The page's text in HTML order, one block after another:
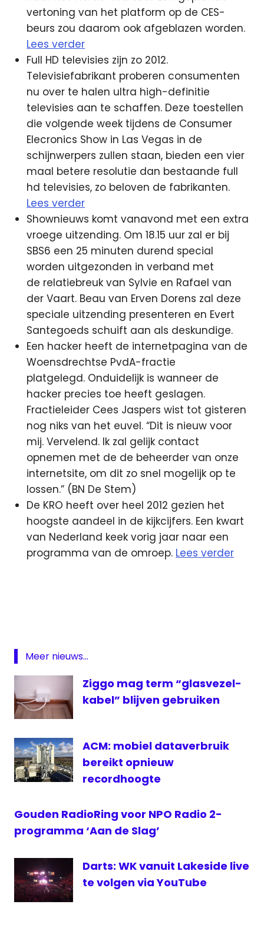
vertoning van het platform op de CES-
beurs zou daarom ook afgeblazen worden.
Lees verder
Full HD televisies zijn zo 2012.
Televisiefabrikant proberen consumenten
nu over te halen ultra high-definitie
televisies aan te schaffen. Deze toestellen
die volgende week tijdens de Consumer
Elecronics Show in Las Vegas in de
schijnwerpers zullen staan, bieden een vier
maal betere resolutie dan bestaande full
hd televisies, zo beloven de fabrikanten.
Lees verder
Shownieuws komt vanavond met een extra
vroege uitzending. Om 18.15 uur zal er bij
SBS6 een 25 minuten durend special
worden uitgezonden in verband met
de relatiebreuk van Sylvie en Rafael van
der Vaart. Beau van Erven Dorens zal deze
speciale uitzending presenteren en Evert
Santegoeds schuift aan als deskundige.
Een hacker heeft de internetpagina van de
Woensdrechtse PvdA-fractie
platgelegd. Onduidelijk is wanneer de
hacker precies toe heeft geslagen.
Fractieleider Cees Jaspers wist tot gisteren
nog niks van het euvel. “Dit is nieuw voor
mij. Vervelend. Ik zal gelijk contact
opnemen met de de beheerder van onze
internetsite, om dit zo snel mogelijk op te
lossen.” (BN De Stem)
De KRO heeft over heel 2012 gezien het
hoogste aandeel in de kijkcijfers. Een kwart
van Nederland keek vorig jaar naar een
programma van de omroep. Lees verder
KRO
Latin
Life
Radio
Radio
West
Reporter
talent
Meer nieuws...
Ziggo mag term “glasvezel-
kabel” blijven gebruiken
ACM: mobiel dataverbruik
bereikt opnieuw
recordhoogte
Gouden RadioRing voor NPO Radio 2-
programma ‘Aan de Slag’
Darts: WK vanuit Lakeside live
te volgen via YouTube